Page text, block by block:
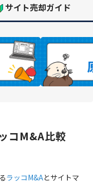
サイト売却ガイド
コM&A比較
ラッコM&Aとサイトマ